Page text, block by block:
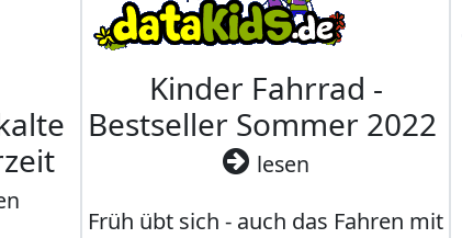
Kinder Fahrrad -
Bestseller Sommer 2022
lesen
Früh übt sich - auch das Fahren mit